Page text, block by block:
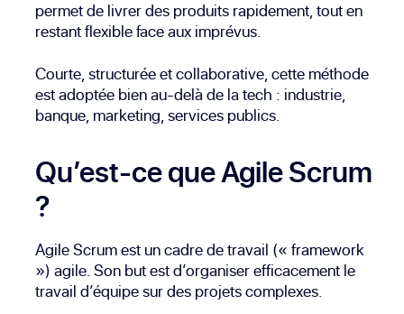
permet de livrer des produits rapidement, tout en
restant flexible face aux imprévus.
Courte, structurée et collaborative, cette méthode
est adoptée bien au-delà de la tech : industrie,
banque, marketing, services publics.
Qu’est-ce que Agile Scrum
?
Agile Scrum est un cadre de travail (« framework
») agile. Son but est d’organiser efficacement le
travail d’équipe sur des projets complexes.